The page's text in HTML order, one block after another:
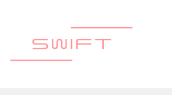
content